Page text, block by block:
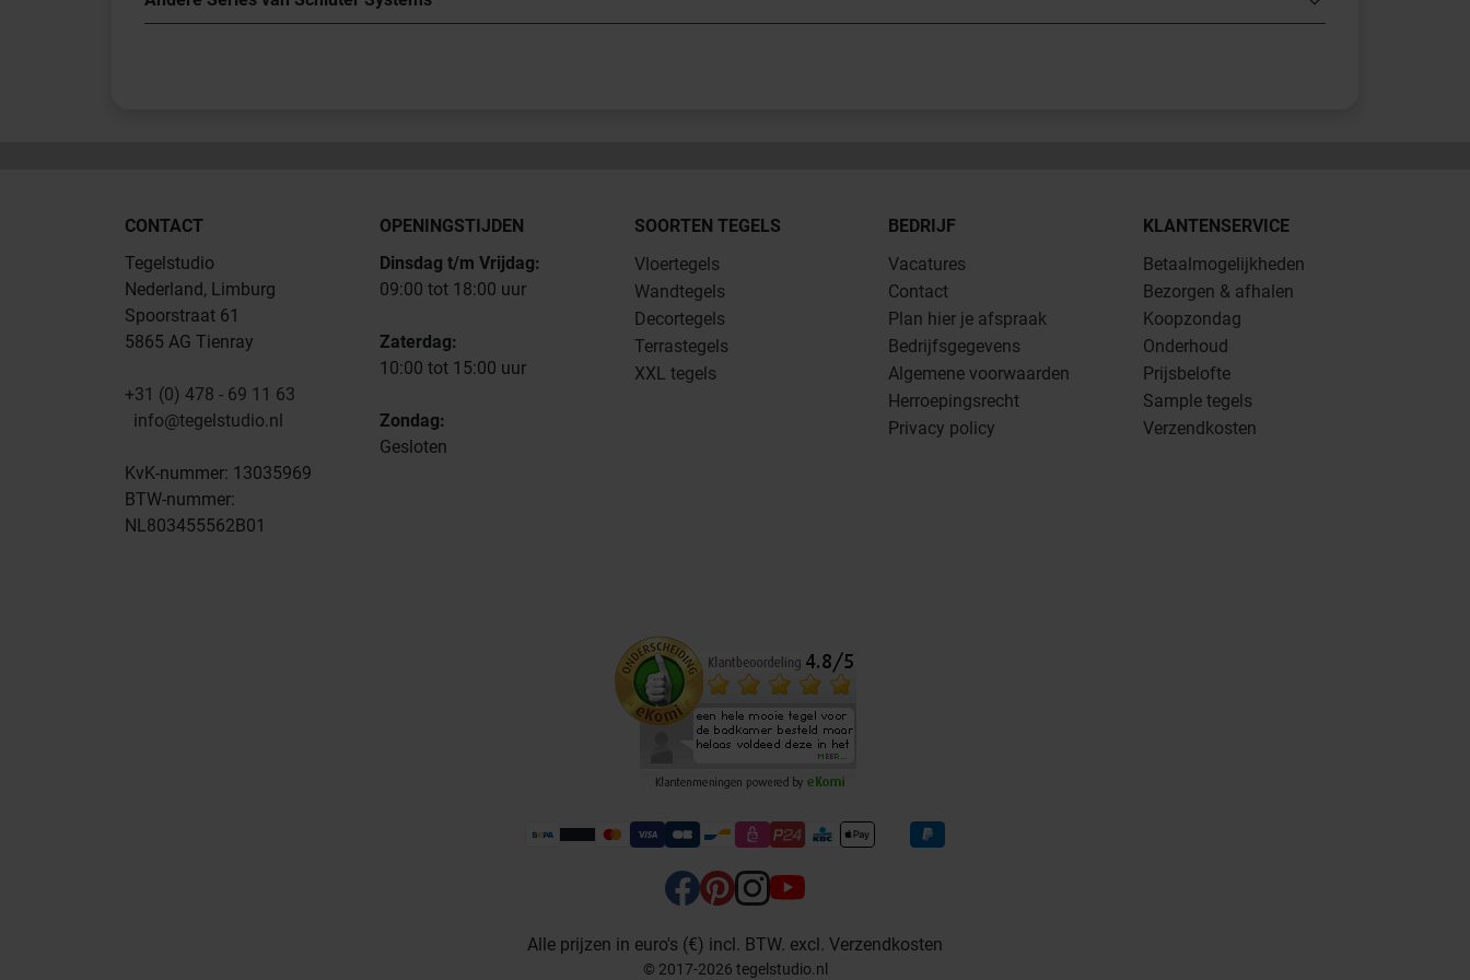
CONTACT
Tegelstudio
Nederland, Limburg
Spoorstraat 61
5865 AG Tienray
+31 (0) 478 - 69 11 63
info@tegelstudio.nl
KvK-nummer: 13035969
BTW-nummer:
NL803455562B01
OPENINGSTIJDEN
Dinsdag t/m Vrijdag:
09:00 tot 18:00 uur
Zaterdag:
10:00 tot 15:00 uur
Zondag:
Gesloten
SOORTEN TEGELS
Vloertegels
Wandtegels
Decortegels
Terrastegels
XXL tegels
BEDRIJF
Vacatures
Contact
Plan hier je afspraak
Bedrijfsgegevens
Algemene voorwaarden
Herroepingsrecht
Privacy policy
KLANTENSERVICE
Betaalmogelijkheden
Bezorgen & afhalen
Koopzondag
Onderhoud
Prijsbelofte
Sample tegels
Verzendkosten
Alle prijzen in euro's (€) incl. BTW. excl. Verzendkosten
© 2017-2026 tegelstudio.nl